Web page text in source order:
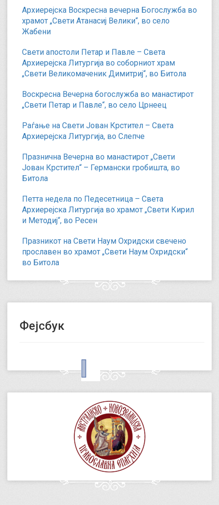
Архиерејска Воскресна вечерна Богослужба во
храмот „Свети Атанасиј Велики“, во село
Жабени
Свети апостоли Петар и Павле – Света
Архиерејска Литургија во соборниот храм
„Свети Великомаченик Димитриј“, во Битола
Воскресна Вечерна богослужба во манастирот
„Свети Петар и Павле“, во село Црнеец
Раѓање на Свети Јован Крстител – Света
Архиерејска Литургија, во Слепче
Празнична Вечерна во манастирот „Свети
Јован Крстител“ – Германски гробишта, во
Битола
Петта недела по Педесетница – Света
Архиерејска Литургија во храмот „Свети Кирил
и Методиј“, во Ресен
Празникот на Свети Наум Охридски свечено
прославен во храмот „Свети Наум Охридски“
во Битола
Фејсбук